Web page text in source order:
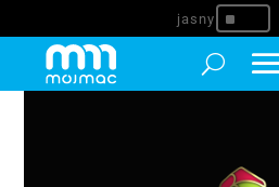
^